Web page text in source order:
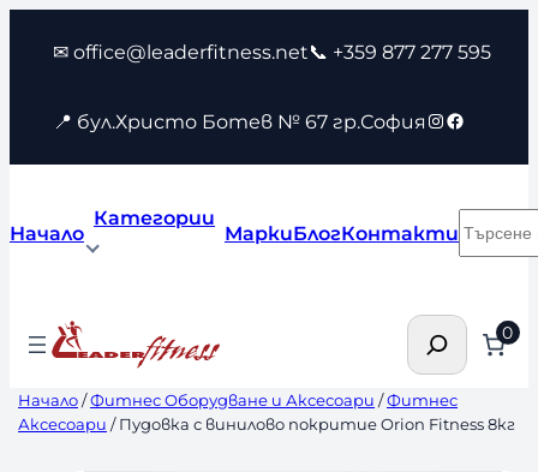
съдържанието
✉ office@leaderfitness.net📞 +359 877 277 595
📍 бул.Христо Ботев № 67 гр.София Instagram
Facebook
Начало
Категории
МаркиБлогКонтакти
Търсене 0
Начало/Фитнес Оборудване и Аксесоари /Фитнес
Аксесоари / Пудовка с винилово покритие Orion Fitness 8кг